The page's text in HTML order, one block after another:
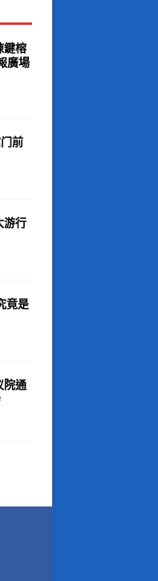
鍵榕
廣場
前
游行
竟是
院通